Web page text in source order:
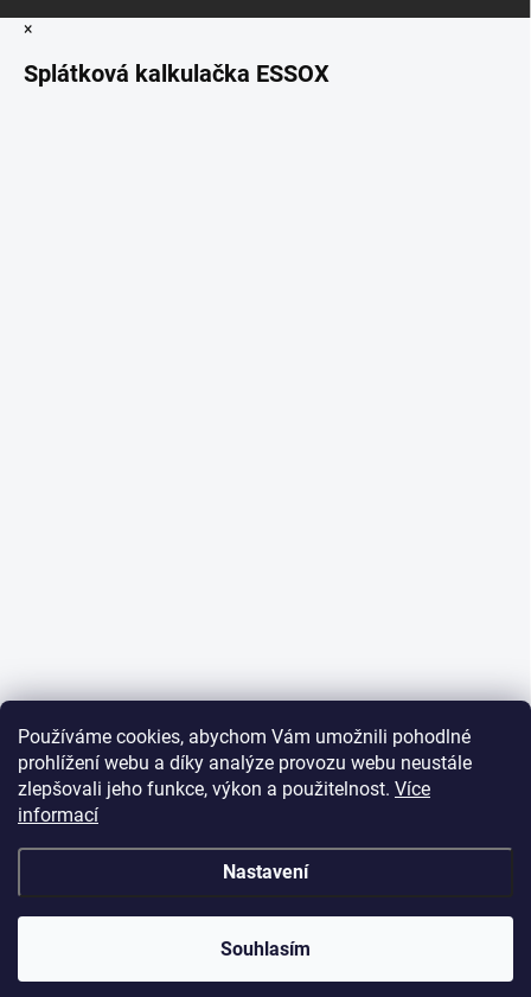
Používáme cookies, abychom Vám umožnili pohodlné
prohlížení webu a díky analýze provozu webu neustále
zlepšovali jeho funkce, výkon a použitelnost. Více
informací
Nastavení
Souhlasím
×
Splátková kalkulačka ESSOX